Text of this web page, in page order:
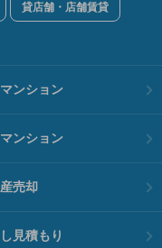
貸店舗・店舗賃貸
ンション
ンション
売却
見積もり